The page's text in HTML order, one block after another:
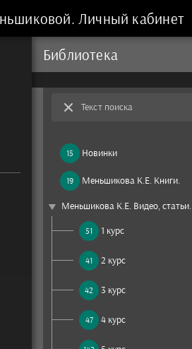
Личный кабинет
Библиотека
Текст поиска
15 Новинки
19 Меньшикова К.Е. Книги.
play_arrow Меньшикова К.Е. Видео, статьи.
51 1 курс
41 2 курс
42 3 курс
47 4 курс